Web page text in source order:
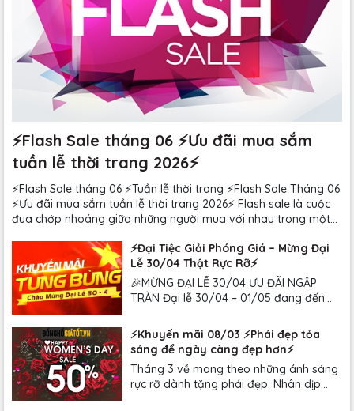
⚡️Flash Sale tháng 06 ⚡️Ưu đãi mua sắm
tuần lễ thời trang 2026⚡️
⚡️Flash Sale tháng 06 ⚡️Tuần lễ thời trang ⚡️Flash Sale Tháng 06
⚡️Ưu đãi mua sắm tuần lễ thời trang 2026⚡️ Flash sale là cuộc
đua chớp nhoáng giữa những người mua với nhau trong một
mình yêu thích. Bạn đã...⚡️Đại Tiệc Giải Phóng Giá – Mừng Đại
Lễ 30/04 Thật Rực Rỡ⚡️
🎉MỪNG ĐẠI LỄ 30/04 ƯU ĐÃI NGẬP
TRÀN Đại lễ 30/04 – 01/05 đang đến
hòa mình vào không khí hào hùng của
ngày giải phóng dân tộc, mà còn là thời
điểm tuyệt vời để mua sắm thả ga với
vô...
⚡️Khuyến mãi 08/03 ⚡️Phái đẹp tỏa
sáng để ngày càng đẹp hơn⚡️
Tháng 3 về mang theo những ánh sáng
rực rỡ dành tặng phái đẹp. Nhân dịp